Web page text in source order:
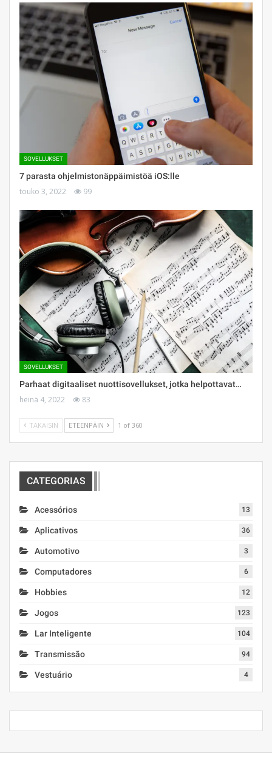
SOVELLUKSET
7 parasta ohjelmistonäppäimistöä iOS:lle
touko 3, 2022 99
SOVELLUKSET
Parhaat digitaaliset nuottisovellukset, jotka helpottavat…
heinä 4, 2022 83
TAKAISIN ETEENPÄIN 1 of 360
CATEGORIAS
Acessórios 13
Aplicativos 36
Automotivo 3
Computadores 6
Hobbies 12
Jogos 123
Lar Inteligente 104
Transmissão 94
Vestuário 4